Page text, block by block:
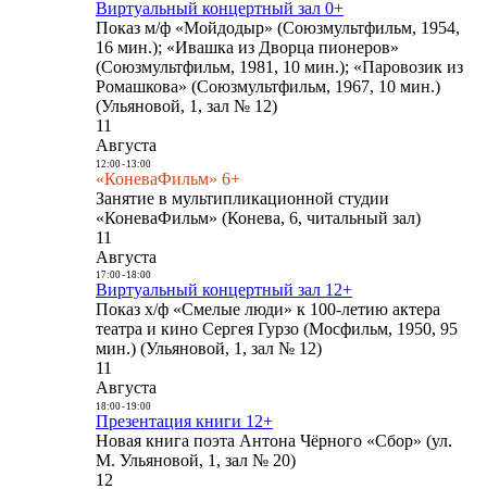
Виртуальный концертный зал 0+
Показ м/ф «Мойдодыр» (Союзмультфильм, 1954,
16 мин.); «Ивашка из Дворца пионеров»
(Союзмультфильм, 1981, 10 мин.); «Паровозик из
Ромашкова» (Союзмультфильм, 1967, 10 мин.)
(Ульяновой, 1, зал № 12)
11
Августа
12:00- 13:00
«КоневаФильм» 6+
Занятие в мультипликационной студии
«КоневаФильм» (Конева, 6, читальный зал)
11
Августа
17:00- 18:00
Виртуальный концертный зал 12+
Показ х/ф «Смелые люди» к 100-летию актера
театра и кино Сергея Гурзо (Мосфильм, 1950, 95
мин.) (Ульяновой, 1, зал № 12)
11
Августа
18:00- 19:00
Презентация книги 12+
Новая книга поэта Антона Чёрного «Сбор» (ул.
М. Ульяновой, 1, зал № 20)
12